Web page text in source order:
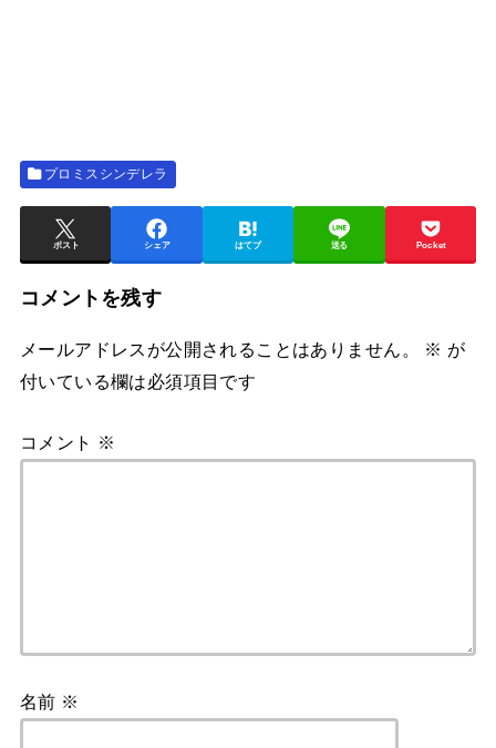
プロミスシンデレラ
ポスト シェア はてブ 送る Pocket
コメントを残す
メールアドレスが公開されることはありません。 ※ が
付いている欄は必須項目です
コメント ※
名前 ※